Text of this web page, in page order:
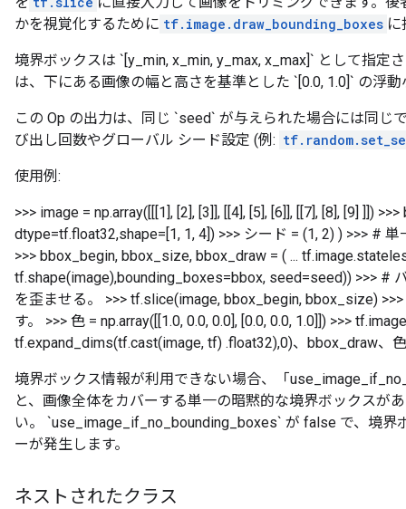
かを視覚化するために tf.image.draw_bounding_boxes に
境界ボックスは `[y_min, x_min, y_max, x_max]` として指定
は、下にある画像の幅と高さを基準とした `[0.0, 1.0]` の浮
この Op の出力は、同じ `seed` が与えられた場合には同じ
び出し回数やグローバル シード設定 (例:
使用例:
>>> image = np.array([[[1], [2], [3]], [[4], [5], [6]], [[7], [8], [9] ]])
dtype=tf.float32,shape=[1, 1, 4]) >>> シード = (1, 2) ) >>> #
>>> bbox_begin, bbox_size, bbox_draw = ( ...
tf.shape(image),bounding_boxes=bbox, seed=seed)) >>> #
を歪ませる。 >>> tf.slice(image, bbox_begin, bbox_size)
す。 >>> 色 = np.array([[1.0, 0.0, 0.0], [0.0, 0.0, 1.0]]) >>>
tf.expand_dims(tf.cast(image, tf) .float32),0)、bbox_draw、
境界ボックス情報が利用できない場合、「
と、画像全体をカバーする単一の暗黙的な境界ボックスが
い。 `use_image_if_no_bounding_boxes` が false で、境
ーが発生します。
ネストされたクラス